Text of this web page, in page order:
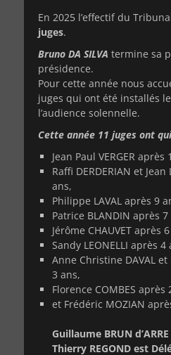
En 2025 l’effectif du
juges.
Bruno DA SILVA termine sa
présidence.
Pour cette année nous
juges qui ont été installés
l’audience solennelle.
Cette année 11 juges ont
Jean Paul VERGER après
Raffi DERDERIAN et
ans,
Philippe LAVAL après 9
Patrice BLANDIN après 7
Jérôme CHAUVET après
Sandy LEONELLI après 4
Anne Christine DAVAL
3 ans,
Florence COMBES après
et Frédéric MOZIAN
Guillaume BRUN
Thierry REGOND est